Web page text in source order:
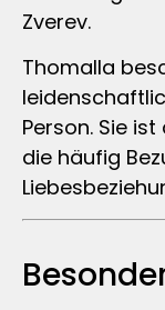
Zverev.
Thomalla
Person. Sie
die häufig